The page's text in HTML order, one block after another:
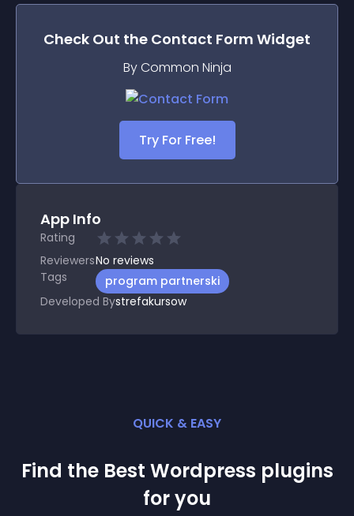
Check Out the Contact Form Widget
By Common Ninja
Try For Free!
App Info
Rating
ReviewersNo reviews
Tags
program partnerski
Developed Bystrefakursow
QUICK & EASY
Find the Best Wordpress plugins
for you